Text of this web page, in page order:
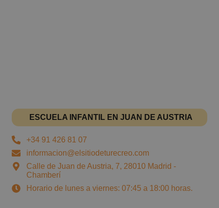
ESCUELA INFANTIL EN JUAN DE AUSTRIA
+34 91 426 81 07
informacion@elsitiodeturecreo.com
Calle de Juan de Austria, 7, 28010 Madrid -
Chamberí
Horario de lunes a viernes: 07:45 a 18:00 horas.